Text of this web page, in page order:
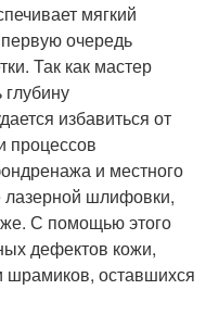
мягкий
очередь
Так как мастер
избавиться от
процессов
и местного
лазерной шлифовки,
С помощью этого
дефектов кожи,
шрамиков, оставшихся